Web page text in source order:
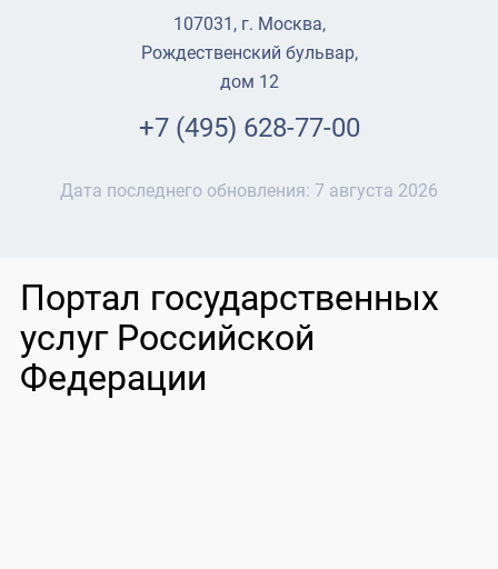
107031, г. Москва,
Рождественский бульвар,
дом 12
+7 (495) 628-77-00
Дата последнего обновления: 7 августа 2026
Портал государственных
услуг Российской
Федерации